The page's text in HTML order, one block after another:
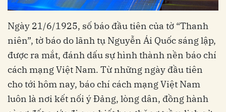
Ngày 21/6/1925, số báo đầu tiên của tờ “Thanh
niên”, tờ báo do lãnh tụ Nguyễn Ái Quốc sáng lập,
được ra mắt, đánh dấu sự hình thành nền báo chí
cách mạng Việt Nam. Từ những ngày đầu tiên
cho tới hôm nay, báo chí cách mạng Việt Nam
luôn là nơi kết nối ý Đảng, lòng dân, đồng hành